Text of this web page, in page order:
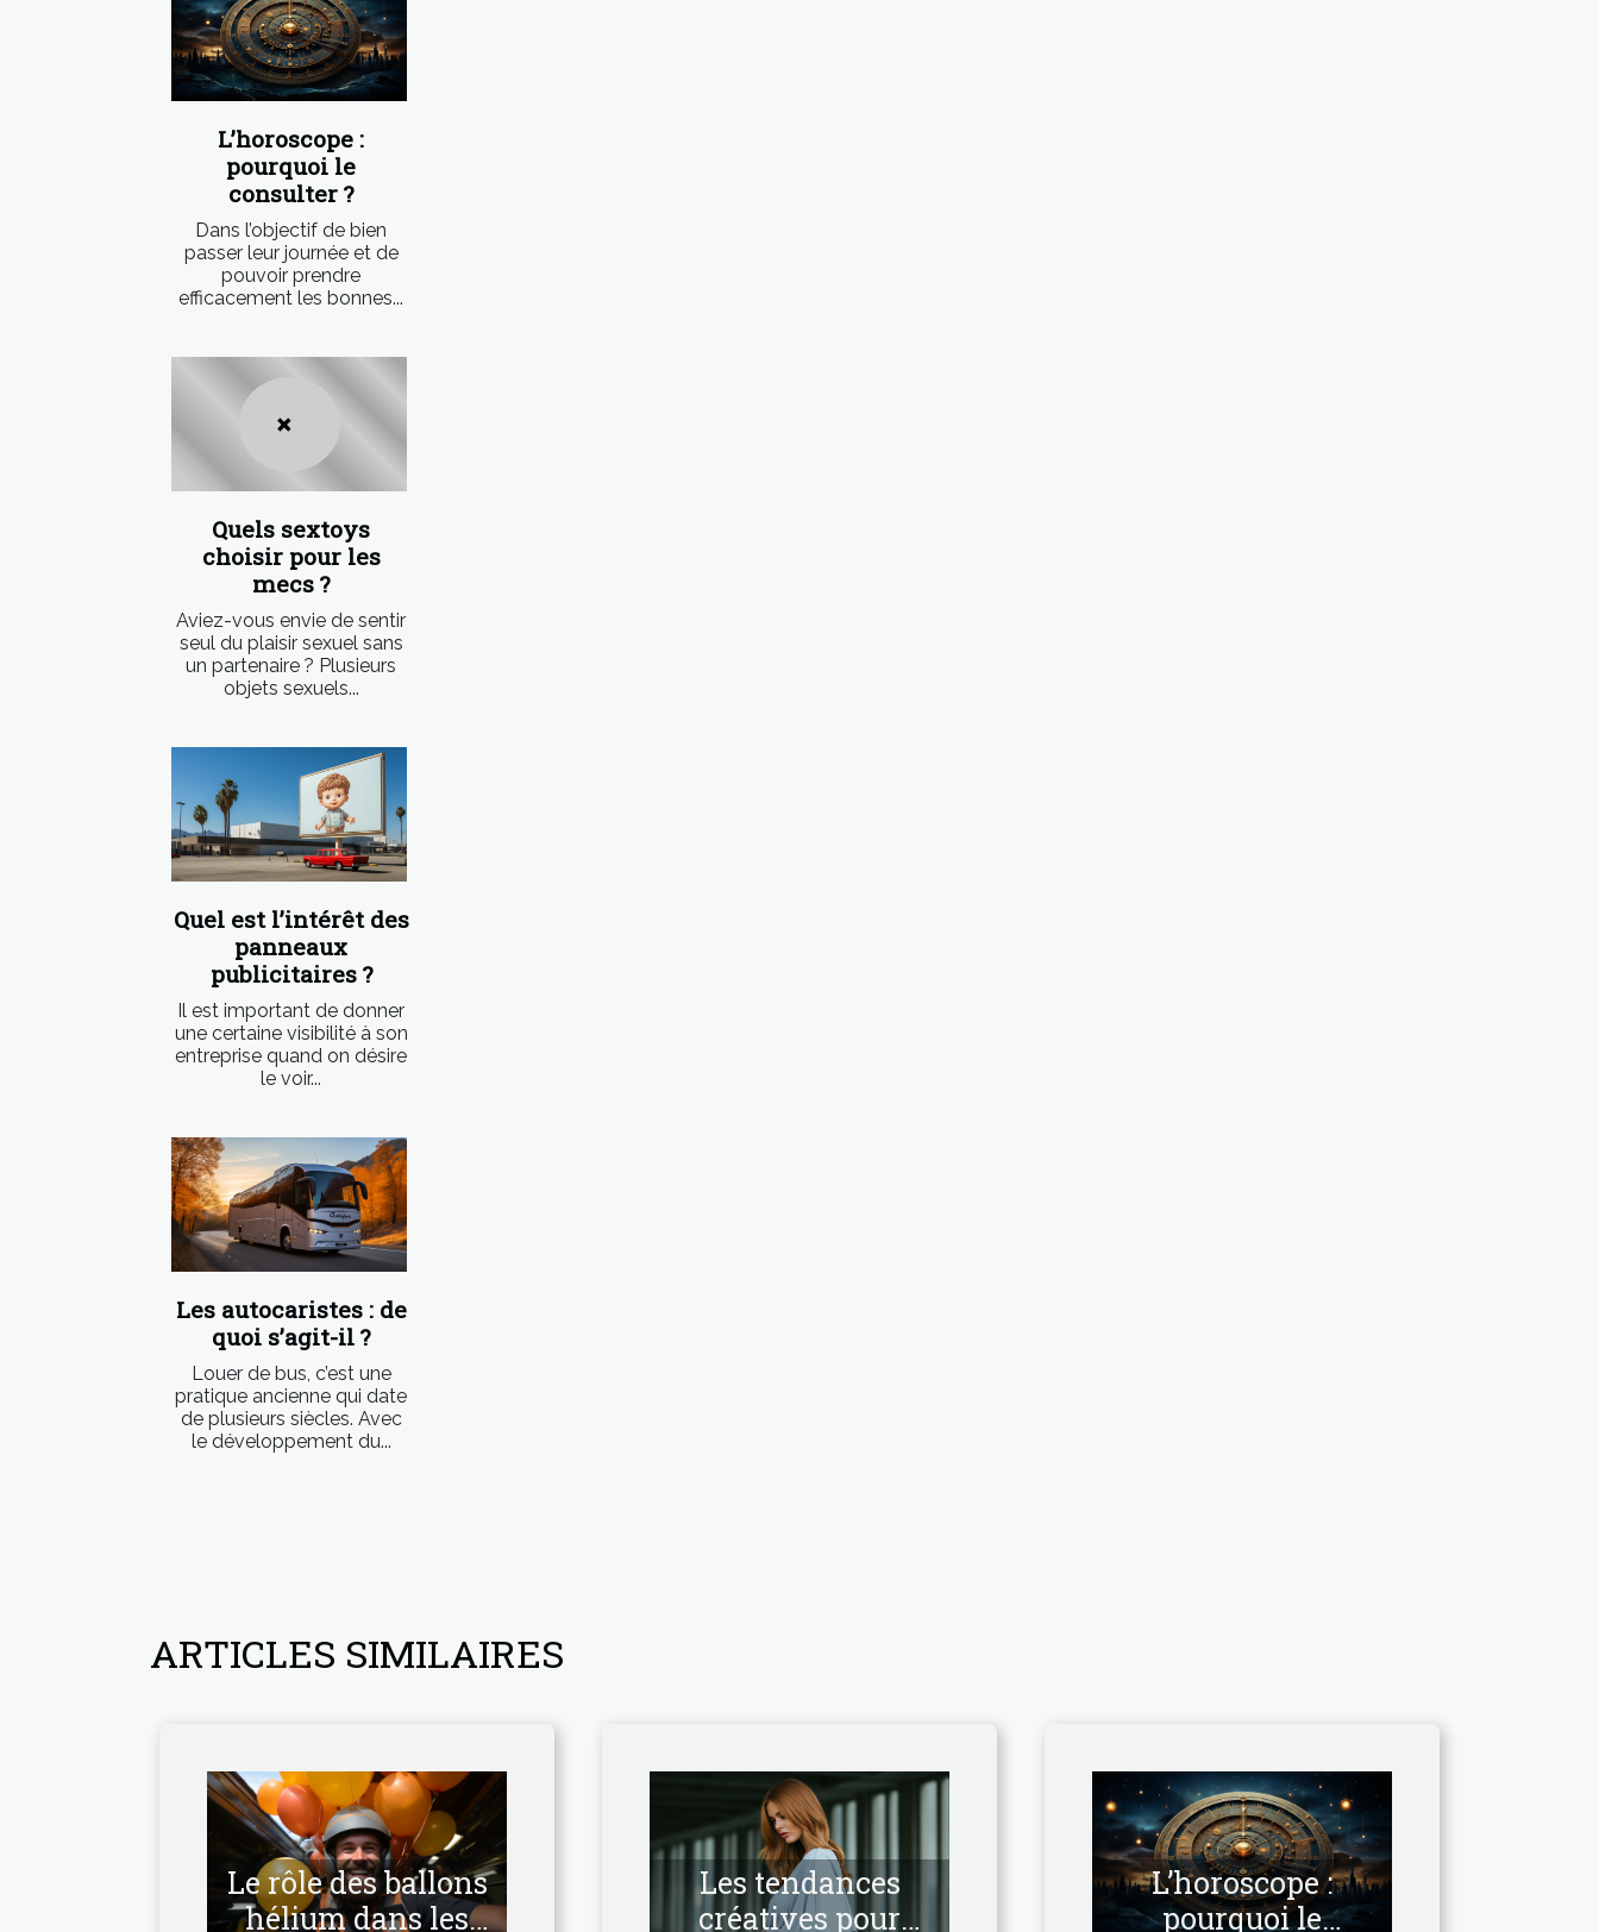
L’horoscope :
pourquoi le
consulter ?
Dans l’objectif de bien
passer leur journée et de
pouvoir prendre
efficacement les bonnes...
Quels sextoys
choisir pour les
mecs ?
Aviez-vous envie de sentir
seul du plaisir sexuel sans
un partenaire ? Plusieurs
objets sexuels...
Quel est l’intérêt des
panneaux
publicitaires ?
Il est important de donner
une certaine visibilité à son
entreprise quand on désire
le voir...
Les autocaristes : de
quoi s’agit-il ?
Louer de bus, c’est une
pratique ancienne qui date
de plusieurs siècles. Avec
le développement du...
ARTICLES SIMILAIRES
Le rôle des ballons
hélium dans les
Les tendances
créatives pour
L’horoscope :
pourquoi le